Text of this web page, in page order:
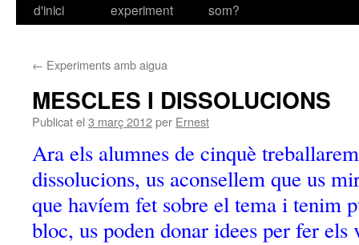
d'inici
experiment
som?
← Experiments amb aigua
MESCLES I DISSOLUCIONS
Publicat el 3 març 2012per Ernest
Ara els alumnes de cinquè
dissolucions, us aconsellem que us
que havíem fet sobre el tema i tenim
bloc, us poden donar idees per fer els